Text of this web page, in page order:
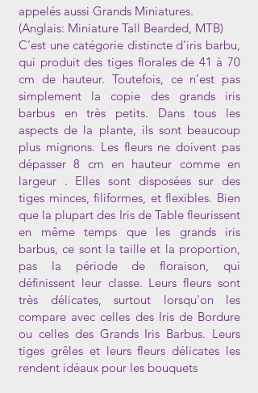
appelés aussi Grands Miniatures.
(Anglais: Miniature Tall Bearded, MTB)
C’est une catégorie distincte d'iris barbu,
qui produit des tiges florales de 41 à 70
cm de hauteur. Toutefois, ce n’est pas
simplement la copie des grands iris
barbus en très petits. Dans tous les
aspects de la plante, ils sont beaucoup
plus mignons. Les fleurs ne doivent pas
dépasser 8 cm en hauteur comme en
largeur . Elles sont disposées sur des
tiges minces, filiformes, et flexibles. Bien
que la plupart des Iris de Table fleurissent
en même temps que les grands iris
barbus, ce sont la taille et la proportion,
pas la période de floraison, qui
définissent leur classe. Leurs fleurs sont
très délicates, surtout lorsqu'on les
compare avec celles des Iris de Bordure
ou celles des Grands Iris Barbus. Leurs
tiges grêles et leurs fleurs délicates les
rendent idéaux pour les bouquets